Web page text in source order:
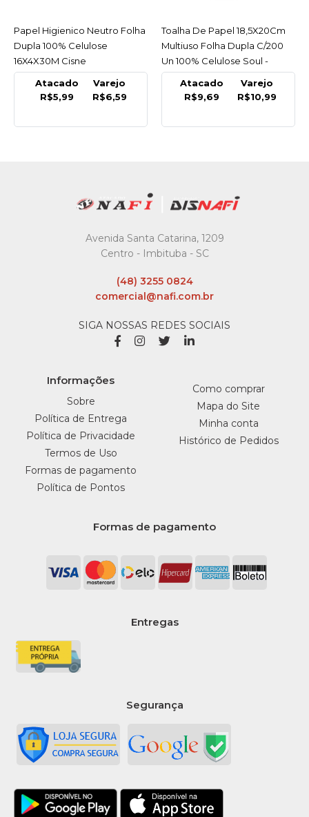
ACESSAR
Toalha De Papel 18,5X20Cm
Multiuso Folha Dupla C/200
Un 100% Celulose Soul -
Pacote
Atacado
R$9,69
Varejo
R$10,99
ACESSAR
Suporte Papel Toalha New
Classic Branco Nobre -
Unidade
Atacado
R$30,99
Varejo
R$35,29
Avenida Santa Catarina, 1209
Centro - Imbituba - SC
(48) 3255 0824
comercial@nafi.com.br
SIGA NOSSAS REDES SOCIAIS
Informações
Sobre
Política de Entrega
Política de Privacidade
Termos de Uso
Formas de pagamento
Política de Pontos
Como comprar
Mapa do Site
Minha conta
Histórico de Pedidos
Formas de pagamento
Entregas
Segurança